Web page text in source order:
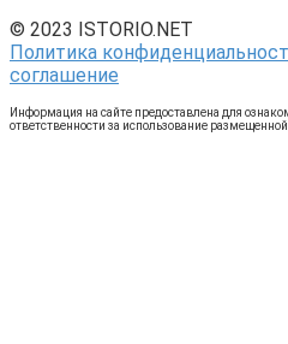
© 2023 ISTORIO.NET
Политика
соглашение
Информация на сайте предоставлена для
ответственности за использование